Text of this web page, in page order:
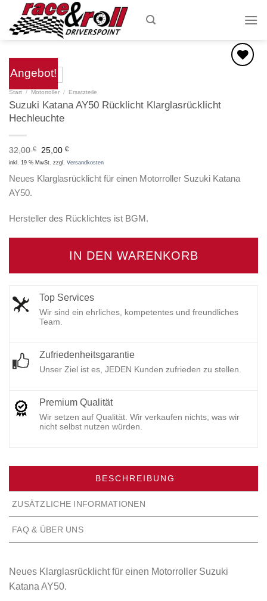
content
Angebot!
hinzufügen
Start / Motorroller / Ersatzteile
Suzuki Katana AY50 Rücklicht Klarglasrücklicht
Hechleuchte
32,00€
Ursprünglicher
Preis
war:
32,00 €
25,00€Aktueller
ist:
25,00 €.
inkl. 19 % MwSt. zzgl. Versandkosten
Neues Klarglasrücklicht für einen Motorroller Suzuki Katana
AY50.
Hersteller des Rücklichtes ist BGM.
IN DEN WARENKORB
Top Services
Wir sind ein ehrliches, kompetentes und freundliches
Team.
Zufriedenheitsgarantie
Unser Ziel ist es, JEDEN Kunden zufrieden zu stellen.
Premium Qualität
Wir setzen auf Qualität. Wir verkaufen nichts, was wir
nicht selbst nutzen würden.
BESCHREIBUNG
ZUSÄTZLICHE INFORMATIONEN
FAQ & ÜBER UNS
Neues Klarglasrücklicht für einen Motorroller Suzuki
Katana AY50.